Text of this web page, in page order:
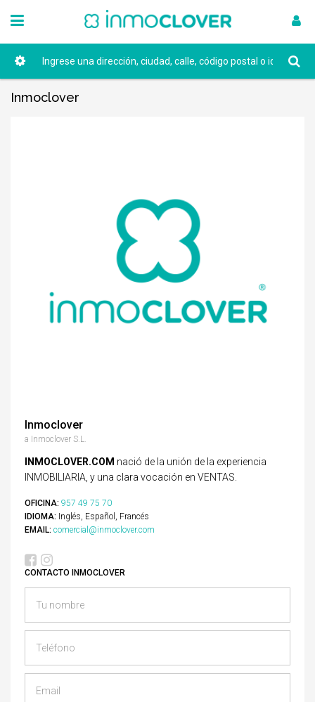
Inmoclover
Inmoclover
a Inmoclover S.L.
INMOCLOVER.COM nació de la unión de la experiencia
INMOBILIARIA, y una clara vocación en VENTAS.
OFICINA: 957 49 75 70
IDIOMA: Inglés, Español, Francés
EMAIL: comercial@inmoclover.com
CONTACTO INMOCLOVER